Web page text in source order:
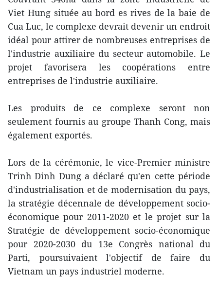
Viet Hung située au bord es rives de la baie de
Cua Luc, le complexe devrait devenir un endroit
idéal pour attirer de nombreuses entreprises de
l'industrie auxiliaire du secteur automobile. Le
projet favorisera les coopérations entre
entreprises de l'industrie auxiliaire.
Les produits de ce complexe seront non
seulement fournis au groupe Thanh Cong, mais
également exportés.
Lors de la cérémonie, le vice-Premier ministre
Trinh Dinh Dung a déclaré qu'en cette période
d'industrialisation et de modernisation du pays,
la stratégie décennale de développement socio-
économique pour 2011-2020 et le projet sur la
Stratégie de développement socio-économique
pour 2020-2030 du 13e Congrès national du
Parti, poursuivaient l'objectif de faire du
Vietnam un pays industriel moderne.